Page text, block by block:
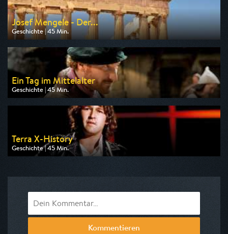
Josef Mengele - Der...
Geschichte | 45 Min.
Ausgestrahlt von n-tv
am 06.08.2026, 23:30
Ein Tag im Mittelalter
Geschichte | 45 Min.
Ausgestrahlt von ZDF info
am 12.08.2026, 05:30
Terra X-History
Geschichte | 45 Min.
Ausgestrahlt von Phoenix
Kommentieren